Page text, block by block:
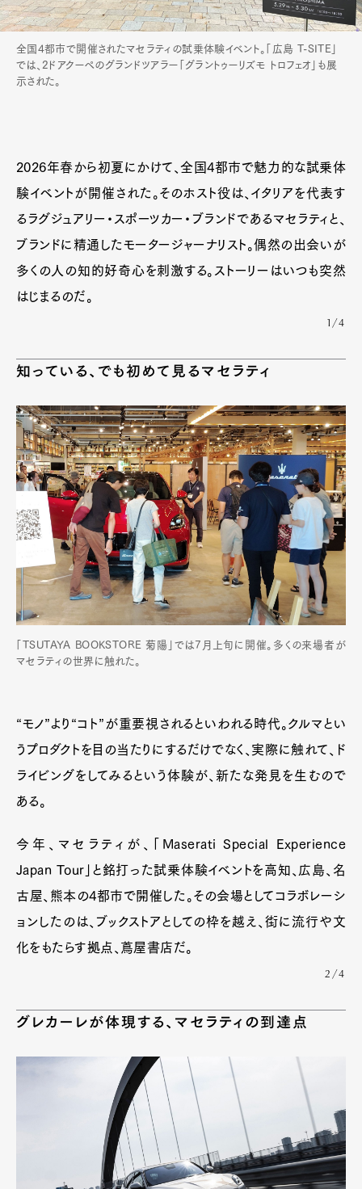
Art&Design Watch
Fashion
Gourmet
Product Culture Lifestyle
全国4都市で開催されたマセラティの試乗体験イベント。「広島 T-SITE」
では、2ドアクーペのグランドツアラー「グラントゥーリズモ トロフェオ」も展
示された。
2026年春から初夏にかけて、全国4都市で魅力的な試乗体
験イベントが開催された。そのホスト役は、イタリアを代表す
るラグジュアリー・スポーツカー・ブランドであるマセラティと、
ブランドに精通したモータージャーナリスト。偶然の出会いが
多くの人の知的好奇心を刺激する。ストーリーはいつも突然
はじまるのだ。
1/4
知っている、でも初めて見るマセラティ
「TSUTAYA BOOKSTORE 菊陽」では7月上旬に開催。多くの来場者が
マセラティの世界に触れた。
“モノ”より“コト”が重要視されるといわれる時代。クルマとい
うプロダクトを目の当たりにするだけでなく、実際に触れて、ド
ライビングをしてみるという体験が、新たな発見を生むので
ある。
今年、マセラティが、「Maserati Special Experience
Japan Tour」と銘打った試乗体験イベントを高知、広島、名
古屋、熊本の4都市で開催した。その会場としてコラボレーシ
ョンしたのは、ブックストアとしての枠を越え、街に流行や文
化をもたらす拠点、蔦屋書店だ。
2/4
グレカーレが体現する、マセラティの到達点